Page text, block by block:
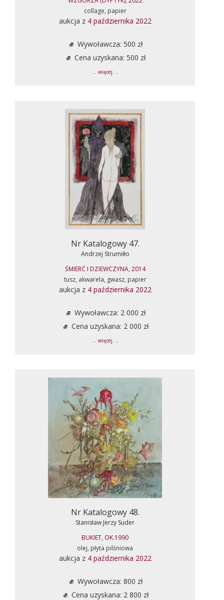
collage, papier
aukcja z 4 października 2022
Wywoławcza: 500 zł
Cena uzyskana: 500 zł
... więcej ...
Nr Katalogowy 47.
Andrzej Strumiłło
ŚMIERĆ I DZIEWCZYNA, 2014
tusz, akwarela, gwasz, papier
aukcja z 4 października 2022
Wywoławcza: 2 000 zł
Cena uzyskana: 2 000 zł
... więcej ...
Nr Katalogowy 48.
Stanisław Jerzy Suder
BUKIET, OK.1990
olej, płyta pilśniowa
aukcja z 4 października 2022
Wywoławcza: 800 zł
Cena uzyskana: 2 800 zł